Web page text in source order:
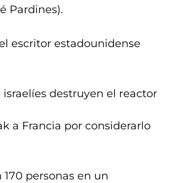
Pardines).
escritor estadounidense
israelíes destruyen el reactor
a Francia por considerarlo
170 personas en un